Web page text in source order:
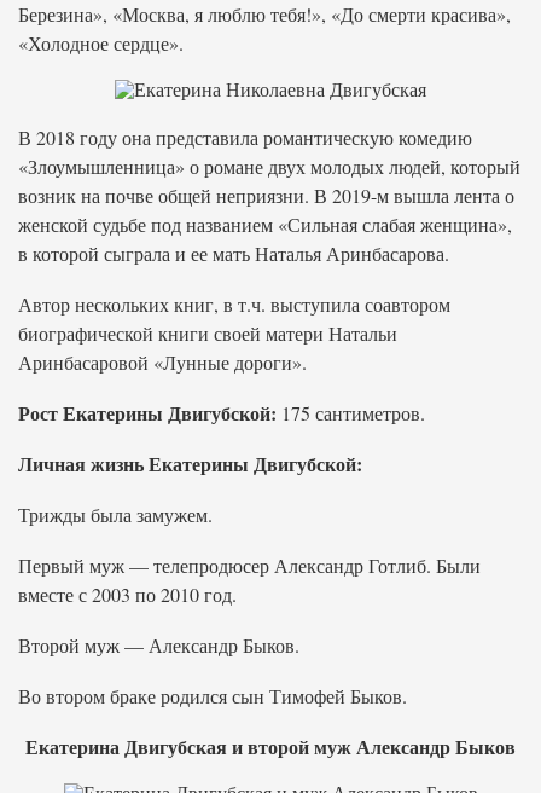
Березина», «Москва, я люблю тебя!», «До смерти красива»,
«Холодное сердце».
В 2018 году она представила романтическую комедию
«Злоумышленница» о романе двух молодых людей, который
возник на почве общей неприязни. В 2019-м вышла лента о
женской судьбе под названием «Сильная слабая женщина»,
в которой сыграла и ее мать Наталья Аринбасарова.
Автор нескольких книг, в т.ч. выступила соавтором
биографической книги своей матери Натальи
Аринбасаровой «Лунные дороги».
Рост Екатерины Двигубской: 175 сантиметров.
Личная жизнь Екатерины Двигубской:
Трижды была замужем.
Первый муж — телепродюсер Александр Готлиб. Были
вместе с 2003 по 2010 год.
Второй муж — Александр Быков.
Во втором браке родился сын Тимофей Быков.
Екатерина Двигубская и второй муж Александр Быков